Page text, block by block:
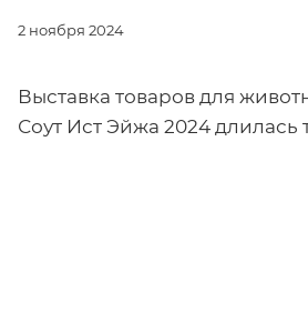
2 ноября 2024
Выставка товаров для
Соут Ист Эйжа 2024 длилась